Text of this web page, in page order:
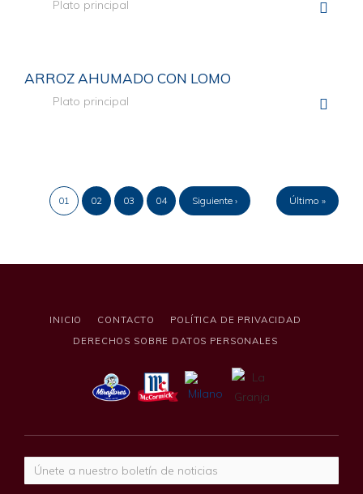
Plato principal
ARROZ AHUMADO CON LOMO
Plato principal
01 02 03 04 Siguiente › Último »
INICIO CONTACTO
POLÍTICA DE PRIVACIDAD
DERECHOS SOBRE DATOS PERSONALES
Correo electrónico